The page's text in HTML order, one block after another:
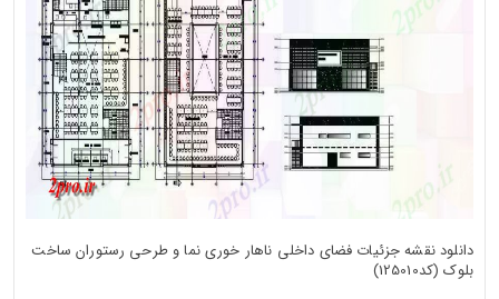
دانلود نقشه جزئیات فضای داخلی ناهار خوری نما و طرحی رستوران ساخت
بلوک (کد125010)